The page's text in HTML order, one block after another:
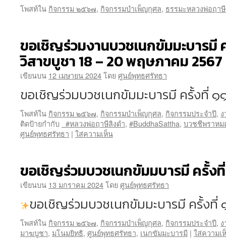
โพสท์ใน กิจกรรม ๒๕๖๗, กิจกรรมบำเพ็ญกุศล, ธรรมะหลวงพ่อฤา
ขอเชิญร่วมงานบวชเนกขัมมะบารมี
วิสาขบูชา 18 – 20 พฤษภาคม 2567
เขียนบน 12 เมษายน 2024โดยศูนย์พุทธศรัทธา
ขอเชิญร่วมบวชเนกขัมมะบารมี ครั้งที่ ๑
โพสท์ใน กิจกรรม ๒๕๖๗, กิจกรรมบำเพ็ญกุศล, กิจกรรมประจำปี,
ติดป้ายกำกับ
#หลวงพ่อฤาษีลิงดำ, #BuddhaSattha, บวชชีพราห
ศูนย์พุทธศรัทธา | ใส่ความเห็น
ขอเชิญร่วมบวชเนกขัมมบารมี ครั้ง
เขียนบน 13 มกราคม 2024โดยศูนย์พุทธศรัทธา
ขอเชิญร่วมบวชเนกขัมมะบารมี ครั้งที่
โพสท์ใน กิจกรรม ๒๕๖๗, กิจกรรมบำเพ็ญกุศล, กิจกรรมประจำปี,
มาฆบูชา, มโนมยิทธิ, ศูนย์พุทธศรัทธา, เนกขัมมะบารมี | ใส่ความเ